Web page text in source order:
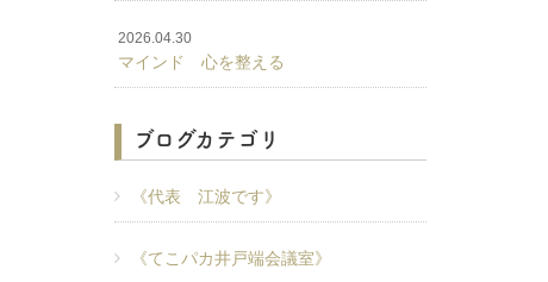
2026.04.30
マインド 心を整える
ブログカテゴリ
《代表 江波です》
《てこパカ井戸端会議室》